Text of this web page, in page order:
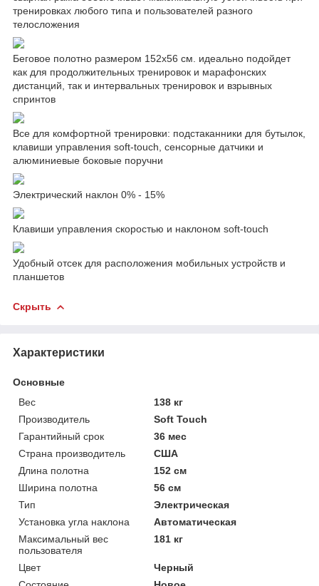
тренировках любого типа и пользователей разного
телосложения
Беговое полотно размером 152х56 см. идеально подойдет
как для продолжительных тренировок и марафонских
дистанций, так и интервальных тренировок и взрывных
спринтов
Все для комфортной тренировки: подстаканники для бутылок,
клавиши управления soft-touch, сенсорные датчики и
алюминиевые боковые поручни
Электрический наклон 0% - 15%
Клавиши управления скоростью и наклоном soft-touch
Удобный отсек для расположения мобильных устройств и
планшетов
Скрыть
Характеристики
Основные
Вес
138 кг
Производитель
Soft Touch
Гарантийный срок
36 мес
Страна производитель
США
Длина полотна
152 см
Ширина полотна
56 см
Тип
Электрическая
Установка угла наклона
Автоматическая
Максимальный вес
пользователя
181 кг
Цвет
Черный